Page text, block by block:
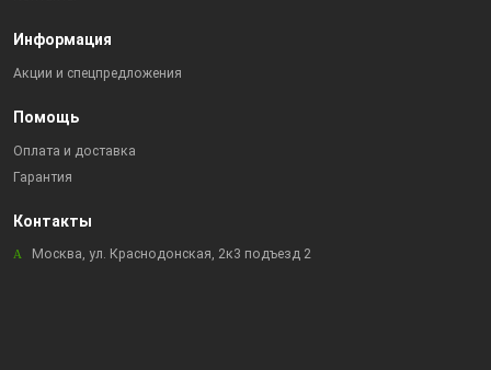
Информация
Акции и спецпредложения
Помощь
Оплата и доставка
Гарантия
Контакты
Москва, ул. Краснодонская, 2к3 подъезд 2